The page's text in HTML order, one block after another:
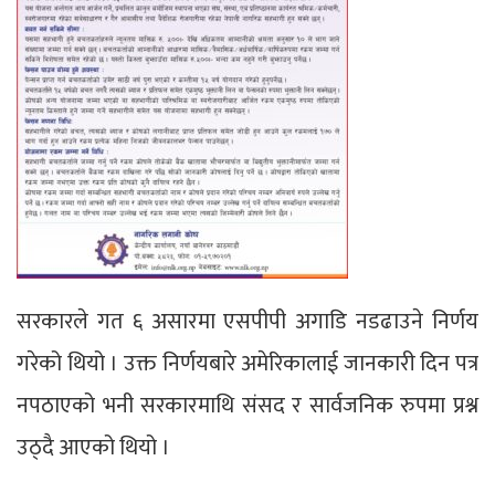
सरकारले गत ६ असारमा एसपीपी अगाडि नडढाउने निर्णय
गरेको थियो । उक्त निर्णयबारे अमेरिकालाई जानकारी दिन पत्र
नपठाएको भनी सरकारमाथि संसद र सार्वजनिक रुपमा प्रश्न
उठ्दै आएको थियो ।